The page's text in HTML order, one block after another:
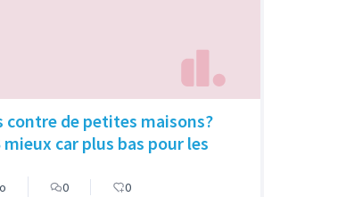
contre de petites maisons?
car plus bas pour les
0 0